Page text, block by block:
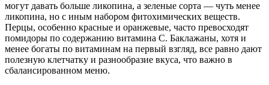
могут давать больше ликопина, а зеленые сорта — чуть менее
ликопина, но с иным набором фитохимических веществ.
Перцы, особенно красные и оранжевые, часто превосходят
помидоры по содержанию витамина C. Баклажаны, хотя и
менее богаты по витаминам на первый взгляд, все равно дают
полезную клетчатку и разнообразие вкуса, что важно в
сбалансированном меню.